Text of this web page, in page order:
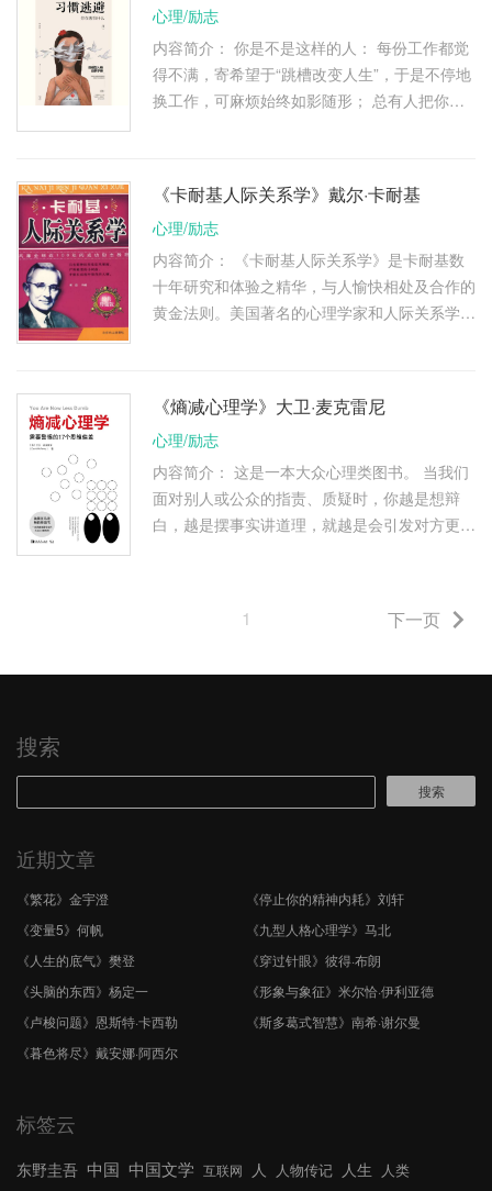
心理/励志
内容简介： 你是不是这样的人： 每份工作都觉
得不满，寄希望于“跳槽改变人生”，于是不停地
换工作，可麻烦始终如影随形； 总有人把你的
《卡耐基人际关系学》戴尔·卡耐基
心理/励志
内容简介： 《卡耐基人际关系学》是卡耐基数
十年研究和体验之精华，与人愉快相处及合作的
黄金法则。美国著名的心理学家和人际关系学家
《熵减心理学》大卫·麦克雷尼
心理/励志
内容简介： 这是一本大众心理类图书。 当我们
面对别人或公众的指责、质疑时，你越是想辩
白，越是摆事实讲道理，就越是会引发对方更进
章
页
1 下一页
搜索
搜索
近期文章
《繁花》金宇澄
《停止你的精神内耗》刘轩
《变量5》何帆
《九型人格心理学》马北
《人生的底气》樊登
《穿过针眼》彼得·布朗
《头脑的东西》杨定一
《形象与象征》米尔恰·伊利亚德
《卢梭问题》恩斯特·卡西勒
《斯多葛式智慧》南希·谢尔曼
《暮色将尽》戴安娜·阿西尔
标签云
东野圭吾 中国 中国文学 互联网 人 人物传记 人生 人类